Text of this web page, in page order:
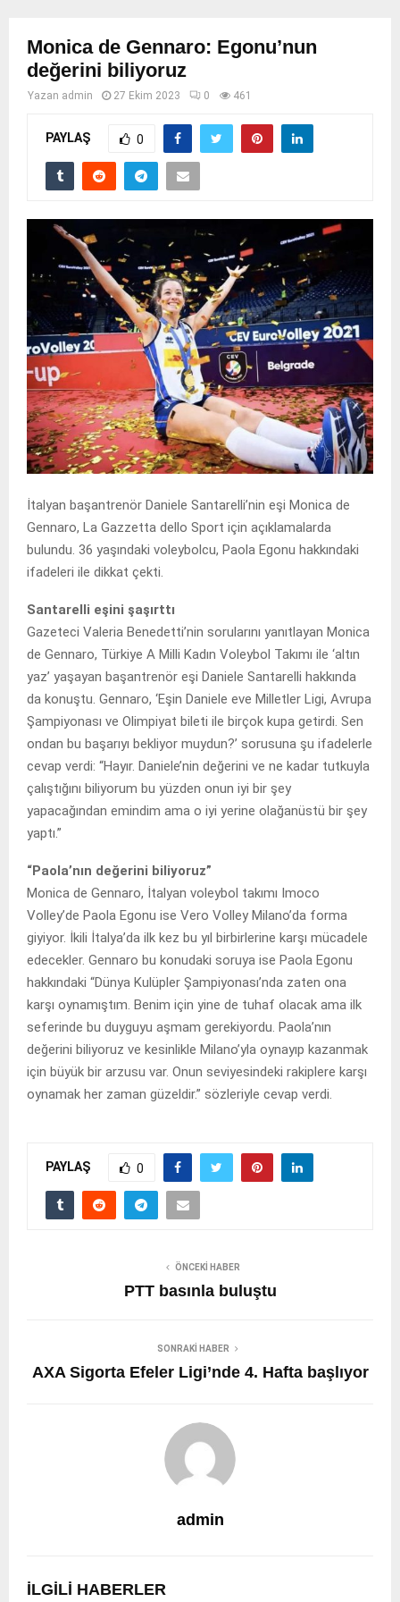
Monica de Gennaro: Egonu’nun
değerini biliyoruz
Yazan admin 27 Ekim 2023 0 461
PAYLAŞ 0
İtalyan başantrenör Daniele Santarelli’nin eşi Monica de
Gennaro, La Gazzetta dello Sport için açıklamalarda
bulundu. 36 yaşındaki voleybolcu, Paola Egonu hakkındaki
ifadeleri ile dikkat çekti.
Santarelli eşini şaşırttı
Gazeteci Valeria Benedetti’nin sorularını yanıtlayan Monica
de Gennaro, Türkiye A Milli Kadın Voleybol Takımı ile ‘altın
yaz’ yaşayan başantrenör eşi Daniele Santarelli hakkında
da konuştu. Gennaro, ‘Eşin Daniele eve Milletler Ligi, Avrupa
Şampiyonası ve Olimpiyat bileti ile birçok kupa getirdi. Sen
ondan bu başarıyı bekliyor muydun?’ sorusuna şu ifadelerle
cevap verdi: “Hayır. Daniele’nin değerini ve ne kadar tutkuyla
çalıştığını biliyorum bu yüzden onun iyi bir şey
yapacağından emindim ama o iyi yerine olağanüstü bir şey
yaptı.”
“Paola’nın değerini biliyoruz”
Monica de Gennaro, İtalyan voleybol takımı Imoco
Volley’de Paola Egonu ise Vero Volley Milano’da forma
giyiyor. İkili İtalya’da ilk kez bu yıl birbirlerine karşı mücadele
edecekler. Gennaro bu konudaki soruya ise Paola Egonu
hakkındaki “Dünya Kulüpler Şampiyonası’nda zaten ona
karşı oynamıştım. Benim için yine de tuhaf olacak ama ilk
seferinde bu duyguyu aşmam gerekiyordu. Paola’nın
değerini biliyoruz ve kesinlikle Milano’yla oynayıp kazanmak
için büyük bir arzusu var. Onun seviyesindeki rakiplere karşı
oynamak her zaman güzeldir.” sözleriyle cevap verdi.
PAYLAŞ 0
ÖNCEKI HABER
PTT basınla buluştu
SONRAKI HABER
AXA Sigorta Efeler Ligi’nde 4. Hafta başlıyor
admin
İLGILI HABERLER